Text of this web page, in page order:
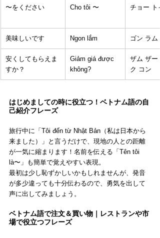
〜をください Cho tôi 〜 チョー ト
美味しいです Ngon lắm ゴン ラム
安くしてもらえま
すか？
Giảm giá được
không?
ザム ザー
ク コン
はじめましての時に役立つ！ベトナム語の自
己紹介フレーズ
旅行中に「Tôi đến từ Nhật Bản（私は日本から
来ました）」と言うだけで、現地の人との距離
が一気に縮まります！名前を伝える「Tên tôi
là〜」も簡単で覚えやすい表現。
最初は少し恥ずかしいかもしれませんが、発音
が多少違っても十分伝わるので、勇気を出して
声に出してみましょう。
ベトナム語で注文＆買い物｜レストランや市
場で役立つフレーズ